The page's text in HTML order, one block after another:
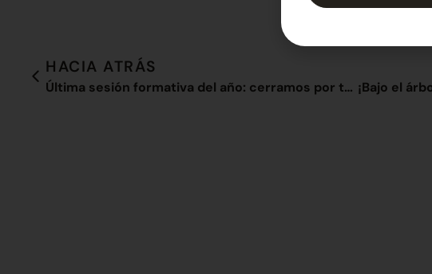
HACIA ATRÁS
Última sesión formativa del año: cerramos por todo lo alto